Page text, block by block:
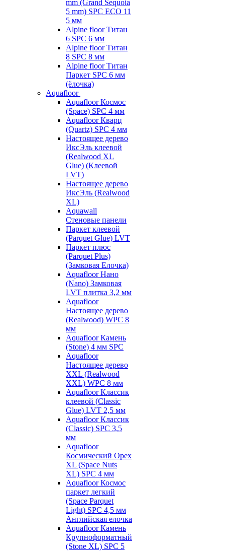
mm (Grand Sequoia
5 mm) SPC ECO 11
5 мм
Alpine floor Титан
6 SPC 6 мм
Alpine floor Титан
8 SPC 8 мм
Alpine floor Титан
Паркет SPC 6 мм
(ёлочка)
Aquafloor
Aquafloor Космос
(Space) SPC 4 мм
Aquafloor Кварц
(Quartz) SPC 4 мм
Настоящее дерево
ИксЭль клеевой
(Realwood XL
Glue) (Клеевой
LVT)
Настоящее дерево
ИксЭль (Realwood
XL)
Aquawall
Стеновые панели
Паркет клеевой
(Parquet Glue) LVT
Паркет плюс
(Parquet Plus)
(Замковая Елочка)
Aquafloor Нано
(Nano) Замковая
LVT плитка 3,2 мм
Aquafloor
Настоящее дерево
(Realwood) WPC 8
мм
Aquafloor Камень
(Stone) 4 мм SPC
Aquafloor
Настоящее дерево
XXL (Realwood
XXL) WPC 8 мм
Aquafloor Классик
клеевой (Classic
Glue) LVT 2,5 мм
Aquafloor Классик
(Classic) SPC 3,5
мм
Aquafloor
Космический Орех
XL (Space Nuts
XL) SPC 4 мм
Aquafloor Космос
паркет легкий
(Space Parquet
Light) SPC 4,5 мм
Английская елочка
Aquafloor Камень
Крупноформатный
(Stone XL) SPC 5